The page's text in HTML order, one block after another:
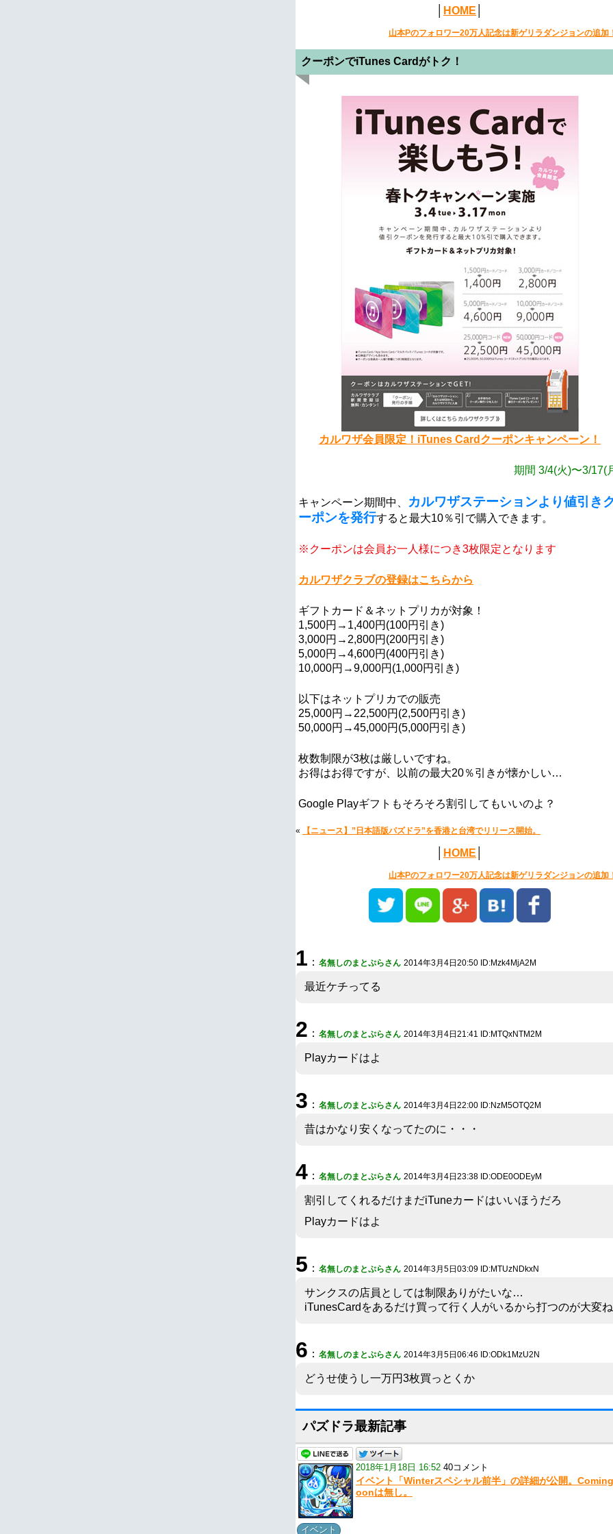
HOME
山本Pのフォロワー20万人記念は新ゲリラダンジョンの追加
クーポンでiTunes Cardがトク！
カルワザ会員限定！iTunes Cardクーポンキャンペーン！
期間 3/4(火)〜3/17(
キャンペーン期間中、
カルワザステーションより値引き
ーポンを発行すると最大10％引で購入できます。
※クーポンは会員お一人様につき3枚限定となります
カルワザクラブの登録はこちらから
ギフトカード＆ネットプリカが対象！
1,500円→1,400円(100円引き)
3,000円→2,800円(200円引き)
5,000円→4,600円(400円引き)
10,000円→9,000円(1,000円引き)
以下はネットプリカでの販売
25,000円→22,500円(2,500円引き)
50,000円→45,000円(5,000円引き)
枚数制限が3枚は厳しいですね。
お得はお得ですが、以前の最大20％引きが懐かしい…
Google Playギフトもそろそろ割引してもいいのよ？
« 【ニュース】”日本語版パズドラ”を香港と台湾でリリース開始。
HOME
山本Pのフォロワー20万人記念は新ゲリラダンジョンの追加
1 ： 名無しのまとぷらさん 2014年3月4日20:50 ID:Mzk4MjA2M
最近ケチってる
2 ： 名無しのまとぷらさん 2014年3月4日21:41 ID:MTQxNTM2M
Playカードはよ
3 ： 名無しのまとぷらさん 2014年3月4日22:00 ID:NzM5OTQ2M
昔はかなり安くなってたのに・・・
4 ： 名無しのまとぷらさん 2014年3月4日23:38 ID:ODE0ODEyM
割引してくれるだけまだiTuneカードはいいほうだろ
Playカードはよ
5 ： 名無しのまとぷらさん 2014年3月5日03:09 ID:MTUzNDkxN
サンクスの店員としては制限ありがたいな…
iTunesCardをあるだけ買って行く人がいるから打つのが大変ね
6 ： 名無しのまとぷらさん 2014年3月5日06:46 ID:ODk1MzU2N
どうせ使うし一万円3枚買っとくか
パズドラ最新記事
2018年1月18日 16:52 40コメント
イベント「Winterスペシャル前半」の詳細が公開。
oonは無し。
イベント